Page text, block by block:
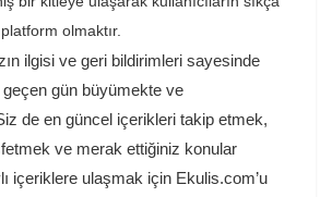
olmaktır.
ilgisi ve geri bildirimleri sayesinde
gün büyümekte ve
de en güncel içerikleri takip etmek,
ve merak ettiğiniz konular
içeriklere ulaşmak için Ekulis.com’u